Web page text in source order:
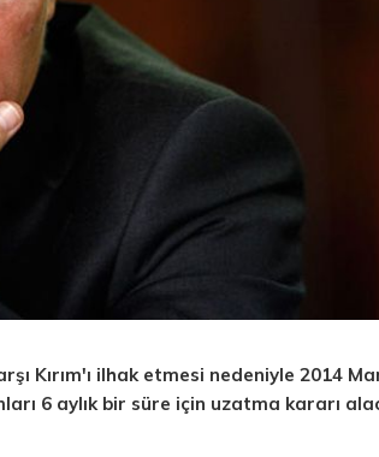
Kırım'ı ilhak etmesi nedeniyle 2014
6 aylık bir süre için uzatma kararı